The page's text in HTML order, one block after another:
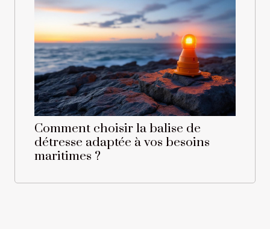
Comment choisir la balise de
détresse adaptée à vos besoins
maritimes ?